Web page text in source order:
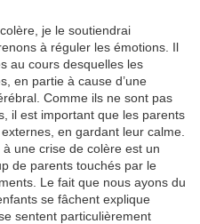
je le soutiendrai
à réguler les émotions. Il
au cours desquelles les
en partie à cause d’une
Comme ils ne sont pas
il est important que les parents
en gardant leur calme.
une crise de colère est un
de parents touchés par le
Le fait que nous ayons du
se fâchent explique
sentent particulièrement